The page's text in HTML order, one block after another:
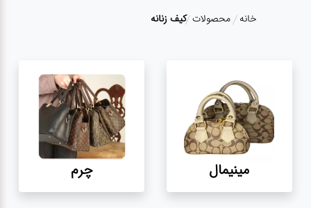
کیف
زنانه
کیف
خانه محصولات کیف زنانه
مینیمال چرم